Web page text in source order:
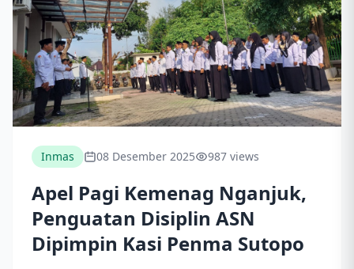
Inmas 08 Desember 2025 987 views
Apel Pagi Kemenag Nganjuk,
Penguatan Disiplin ASN
Dipimpin Kasi Penma Sutopo